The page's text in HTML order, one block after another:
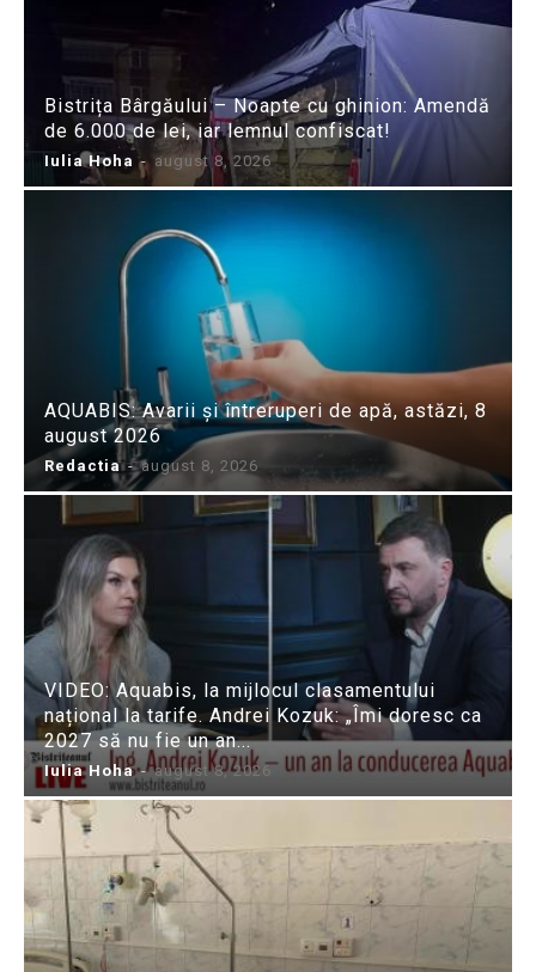
Bistrița Bârgăului – Noapte cu ghinion: Amendă
de 6.000 de lei, iar lemnul confiscat!
Iulia Hoha - august 8, 2026
AQUABIS: Avarii și întreruperi de apă, astăzi, 8
august 2026
Redactia - august 8, 2026
VIDEO: Aquabis, la mijlocul clasamentului
național la tarife. Andrei Kozuk: „Îmi doresc ca
2027 să nu fie un an...
Iulia Hoha - august 8, 2026